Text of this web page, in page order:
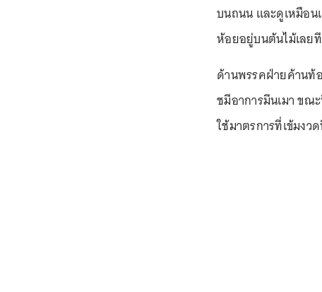
บนถนน และดูเหมือน
ห้อยอยู่บนต้นไม้เลย
ด้านพรรคฝ่ายค้านท้อ
ชมีอาการมึนเมา ขณ
ใช้มาตรการที่เข้มงว